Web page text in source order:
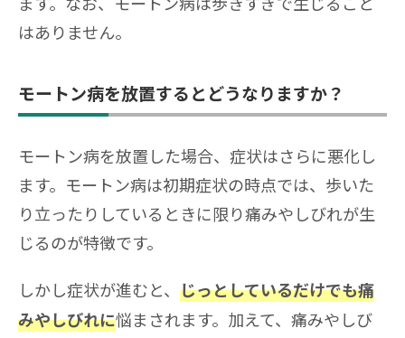
はありません。
モートン病を放置するとどうなりますか？
モートン病を放置した場合、症状はさらに悪化し
ます。モートン病は初期症状の時点では、歩いた
り立ったりしているときに限り痛みやしびれが生
じるのが特徴です。
しかし症状が進むと、 じっとしているだけでも痛
みやしびれに悩まされます。加えて、痛みやしび